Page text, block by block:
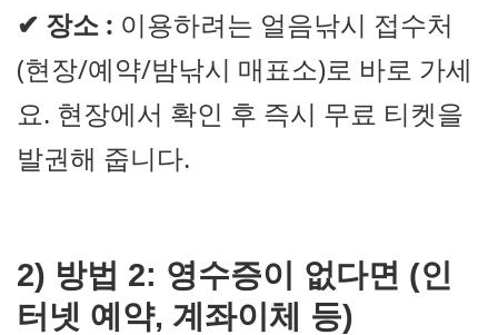
✔ 장소 : 이용하려는 얼음낚시 접수처
(현장/예약/밤낚시 매표소)로 바로 가세
요. 현장에서 확인 후 즉시 무료 티켓을
발권해 줍니다.
2) 방법 2: 영수증이 없다면 (인
터넷 예약, 계좌이체 등)